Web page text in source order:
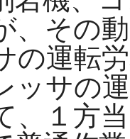
、その
の運転
ッサの
、１方